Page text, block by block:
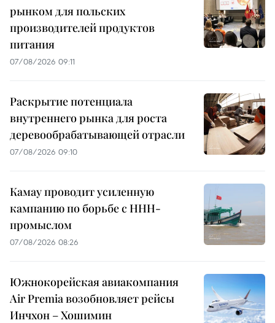
рынком для польских
производителей продуктов
питания
07/08/2026 09:11
Раскрытие потенциала
внутреннего рынка для роста
деревообрабатывающей отрасли
07/08/2026 09:10
Камау проводит усиленную
кампанию по борьбе с ННН-
промыслом
07/08/2026 08:26
Южнокорейская авиакомпания
Air Premia возобновляет рейсы
Инчхон – Хошимин